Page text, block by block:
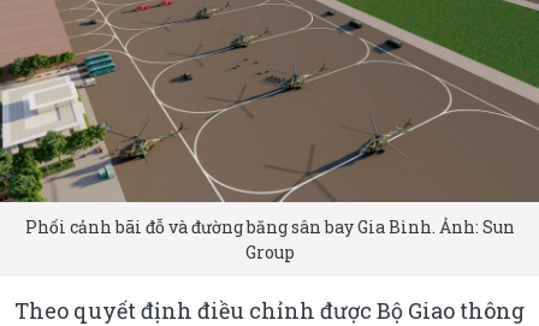
Phối cảnh bãi đỗ và đường băng sân bay Gia Bình. Ảnh: Sun
Group
Theo quyết định điều chỉnh được Bộ Giao thông